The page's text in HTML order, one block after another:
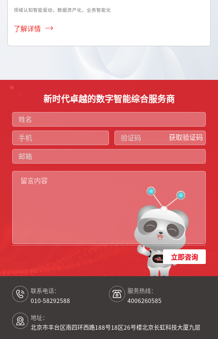
领域认知智能驱动，数据资产化，业务智能化
了解详情
新时代卓越的数字智能综合服务商
获取验证码
立即咨询
联系电话：
010-58292588
服务热线：
4006260585
地址：
北京市丰台区南四环西路188号18区26号楼北京长虹科技大厦九层